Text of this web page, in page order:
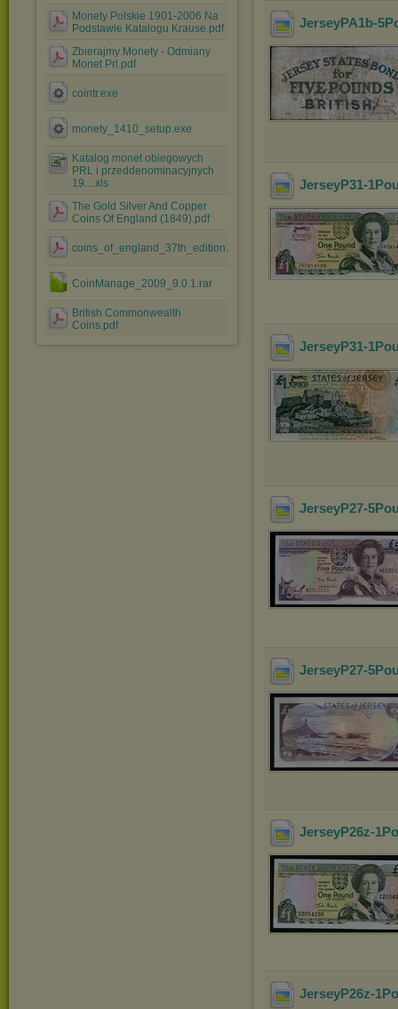
Monety Polskie 1901-2006 Na
Podstawie Katalogu Krause.pdf
Zbierajmy Monety - Odmiany
Monet Prl.pdf
cointr.exe
monety_1410_setup.exe
Katalog monet obiegowych
PRL i przeddenominacyjnych
19....xls
The Gold Silver And Copper
Coins Of England (1849).pdf
coins_of_england_37th_edition.pdf
CoinManage_2009_9.0.1.rar
British Commonwealth
Coins.pdf
JerseyPA1b-
JerseyP31-
JerseyP31-
JerseyP27-
JerseyP27-
JerseyP26z-
JerseyP26z-